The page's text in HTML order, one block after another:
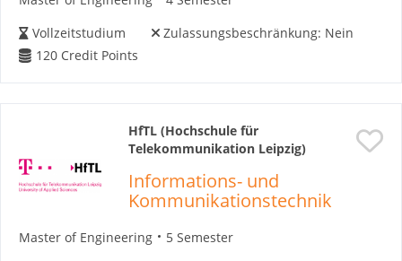
Vollzeitstudium
Zulassungsbeschränkung: Nein
120 Credit Points
HfTL (Hochschule für
Telekommunikation Leipzig)
Informations- und
Kommunikationstechnik
Master of Engineering
5 Semester